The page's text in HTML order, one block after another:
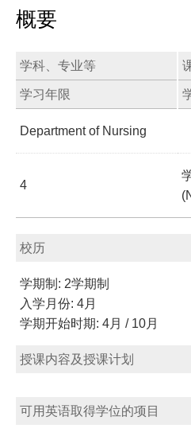
概要
学科、专业等
学习年限
Department of Nursing
4
校历
学期制: 2学期制
入学月份: 4月
学期开始时期: 4月 / 10月
授课内容及授课计划
可用英语取得学位的项目